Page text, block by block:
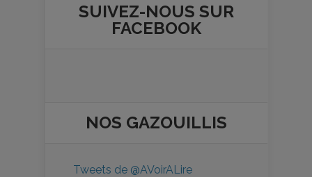
SUIVEZ-NOUS SUR
FACEBOOK
NOS GAZOUILLIS
Tweets de @AVoirALire